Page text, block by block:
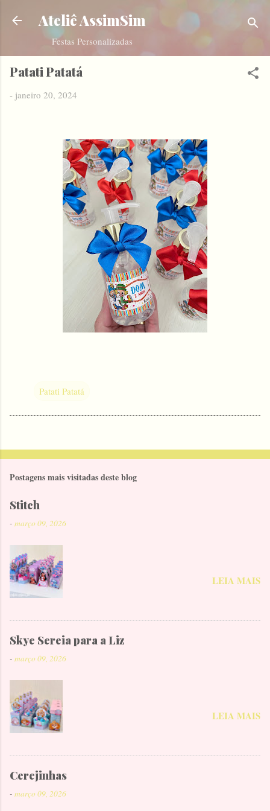
Pular para o conteúdo principal
Ateliê AssimSim
Festas Personalizadas
Patati Patatá
- janeiro 20, 2024
Patati Patatá
Postagens mais visitadas deste blog
Stitch
- março 09, 2026
LEIA MAIS
Skye Sereia para a Liz
- março 09, 2026
LEIA MAIS
Cerejinhas
- março 09, 2026